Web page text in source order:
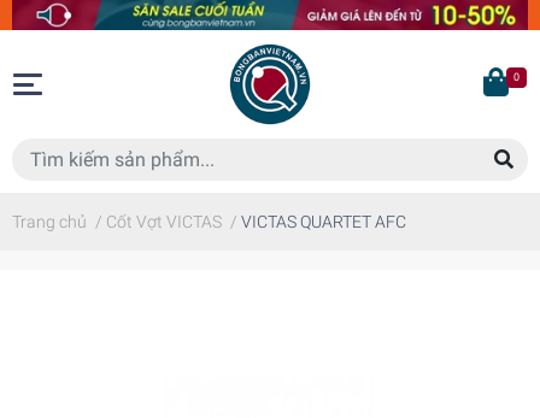
0
Trang chủ / Cốt Vợt VICTAS / VICTAS QUARTET AFC